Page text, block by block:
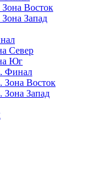
Зона Восток
Зона Запад
Север
Юг
Финал
Зона Восток
Зона Запад